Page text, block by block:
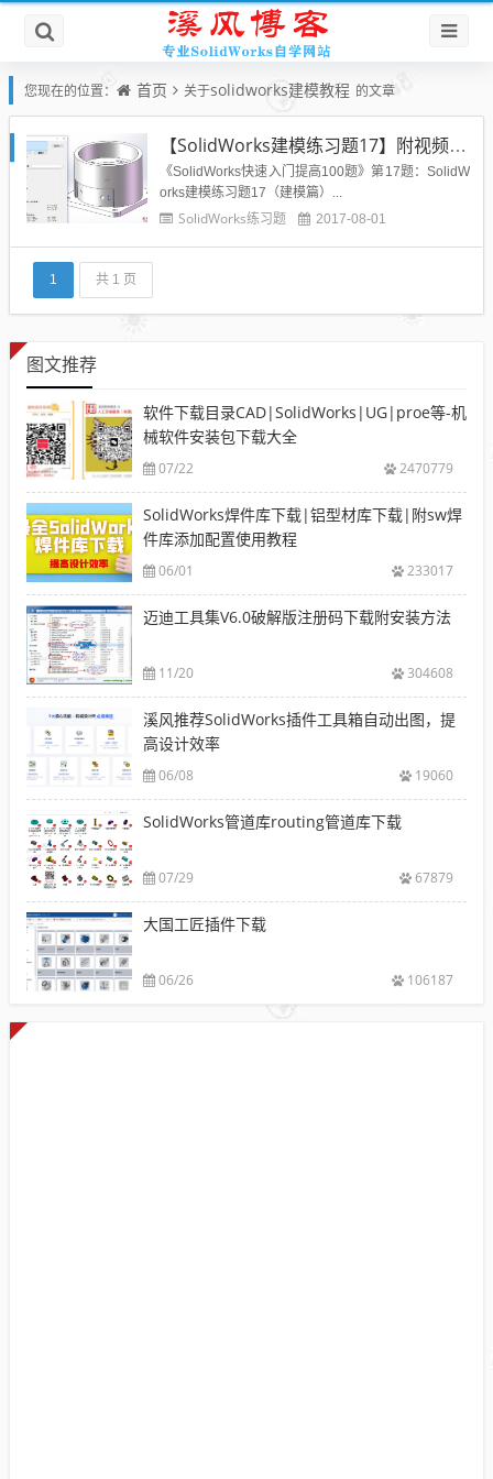
您现在的位置： 首页 关于solidworks建模教程 的文章
【SolidWorks建模练习题17】附视频教程及模型源文件
《SolidWorks快速入门提高100题》第17题：SolidW
orks建模练习题17（建模篇）...
SolidWorks练习题 2017-08-01
1 共 1 页
图文推荐
软件下载目录CAD|SolidWorks|UG|proe等-机
械软件安装包下载大全
07/22 2470779
SolidWorks焊件库下载|铝型材库下载|附sw焊
件库添加配置使用教程
06/01 233017
迈迪工具集V6.0破解版注册码下载附安装方法
11/20 304608
溪风推荐SolidWorks插件工具箱自动出图，提
高设计效率
06/08 19060
SolidWorks管道库routing管道库下载
07/29 67879
大国工匠插件下载
06/26 106187